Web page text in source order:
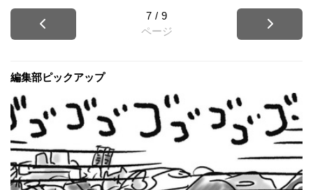
7 / 9
ページ
編集部ピックアップ